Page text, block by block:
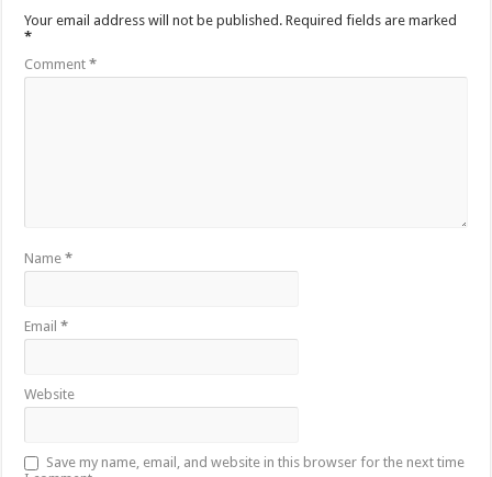
Your email address will not be published. Required fields are marked
*
Comment*
Name*
Email*
Website
Save my name, email, and website in this browser for the next time